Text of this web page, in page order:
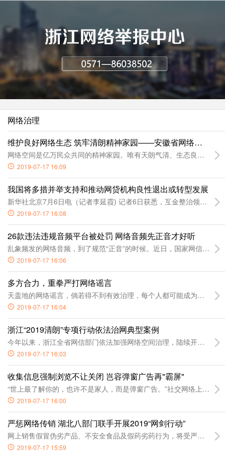
网络治理
维护良好网络生态 筑牢清朗精神家园——安徽省网络生态治
网络空间是亿万民众共同的精神家园。唯有天朗气清、生态良好的网
2019-07-17 16:09
我国将多措并举支持和推动网贷机构良性退出或转型发展
新华社北京7月6日电（记者李延霞) 记者6日获悉，互金整治领导小
2019-07-17 16:08
26款违法违规音频平台被处罚 网络音频先正音才好听
乱象频发的网络音频，到了规范“正音”的时候。近日，国家网信办会
2019-07-17 16:06
多方合力，重拳严打网络谣言
天盖地的网络谣言，倘若得不到有效治理，每个人都可能成为受害者。
2019-07-17 16:04
浙江“2019清朗”专项行动依法治网典型案例
今年以来，浙江全省网信部门依法加强网络空间治理，陆续开展“生
2019-07-17 16:03
收集信息强制浏览不让关闭 岂容弹窗广告再"霸屏"
“世上最了解你的，也许不是家人，而是弹窗广告。”社交网络上，一
2019-07-17 16:00
严惩网络传销 湖北八部门联手开展2019“网剑行动”
网上销售假冒伪劣产品、不安全食品及假药劣药行为，将受严厉打
2019-07-17 15:59